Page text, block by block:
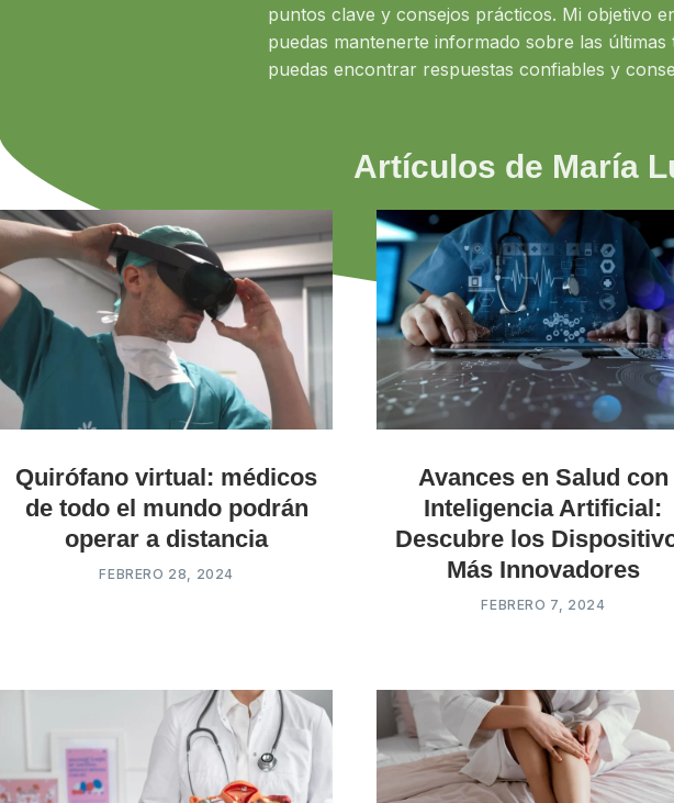
puntos clave y consejos prácticos. Mi objetivo
puedas mantenerte informado sobre las
puedas encontrar respuestas confiables y
Artículos de María
Quirófano virtual: médicos
de todo el mundo podrán
operar a distancia
FEBRERO 28, 2024
Avances en Salud con
Inteligencia Artificial:
Descubre los
Más Innovadores
FEBRERO 7, 2024